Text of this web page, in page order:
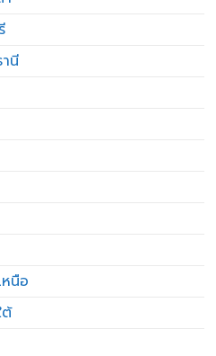
นี
นือ
ต้